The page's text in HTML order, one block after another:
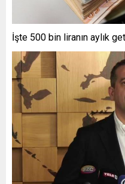
İşte 500 bin liranın aylık